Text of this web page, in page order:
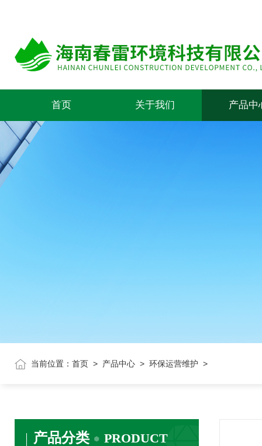
首页 关于我们 产品中
当前位置： 首页 > 产品中心 > 环保运营维护 >
产品分类 PRODUCT